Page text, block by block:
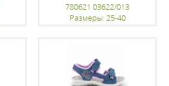
780621 03622/013
Размеры: 25-40